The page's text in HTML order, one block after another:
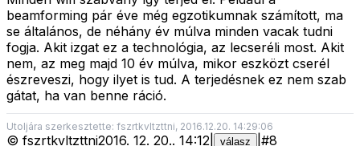
beamforming pár éve még egzotikumnak számított, ma
se általános, de néhány év múlva minden vacak tudni
fogja. Akit izgat ez a technológia, az lecseréli most. Akit
nem, az meg majd 10 év múlva, mikor eszközt cserél
észreveszi, hogy ilyet is tud. A terjedésnek ez nem szab
gátat, ha van benne ráció.
Utoljára szerkesztette: fszrtkvltzttni, 2016.12.20. 14:29:06
© fszrtkvltzttni2016. 12. 20.. 14:12 válasz #8